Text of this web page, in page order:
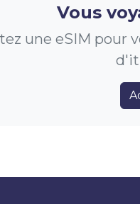
Vous
une eSIM pour